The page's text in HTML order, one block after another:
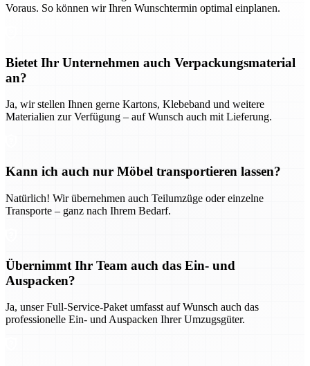
Voraus. So können wir Ihren Wunschtermin optimal einplanen.
Bietet Ihr Unternehmen auch Verpackungsmaterial
an?
Ja, wir stellen Ihnen gerne Kartons, Klebeband und weitere
Materialien zur Verfügung – auf Wunsch auch mit Lieferung.
Kann ich auch nur Möbel transportieren lassen?
Natürlich! Wir übernehmen auch Teilumzüge oder einzelne
Transporte – ganz nach Ihrem Bedarf.
Übernimmt Ihr Team auch das Ein- und
Auspacken?
Ja, unser Full-Service-Paket umfasst auf Wunsch auch das
professionelle Ein- und Auspacken Ihrer Umzugsgüter.